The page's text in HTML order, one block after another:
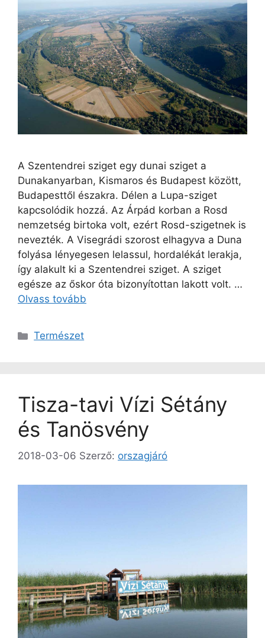
A Szentendrei sziget egy dunai sziget a
Dunakanyarban, Kismaros és Budapest között,
Budapesttől északra. Délen a Lupa-sziget
kapcsolódik hozzá. Az Árpád korban a Rosd
nemzetség birtoka volt, ezért Rosd-szigetnek is
nevezték. A Visegrádi szorost elhagyva a Duna
folyása lényegesen lelassul, hordalékát lerakja,
így alakult ki a Szentendrei sziget. A sziget
egésze az őskor óta bizonyítottan lakott volt. …
Olvass tovább
Kategória
Természet
Tisza-tavi Vízi Sétány
és Tanösvény
2018-03-06 Szerző: orszagjáró